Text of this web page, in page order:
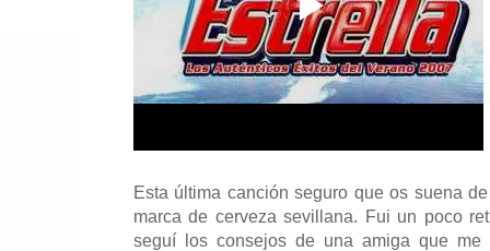
Esta última canción seguro que os suena
marca de cerveza sevillana. Fui un poco
seguí los consejos de una amiga que